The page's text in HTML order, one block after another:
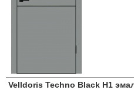
Velldoris Techno Black H1